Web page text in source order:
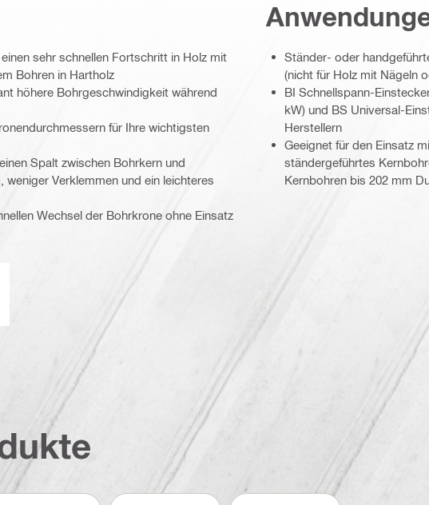
sehr schnellen Fortschritt in Holz mit
Bohren in Hartholz
höhere Bohrgeschwindigkeit während
für Ihre wichtigsten
Spalt zwischen Bohrkern und
Verklemmen und ein leichteres
Wechsel der Bohrkrone ohne Einsatz
Ständer- oder
(nicht für Holz mit Nägeln
BI Schnellspann-
kW) und BS Universal-
Herstellern
Geeignet für den Einsatz
ständergeführtes
Kernbohren bis 202 mm